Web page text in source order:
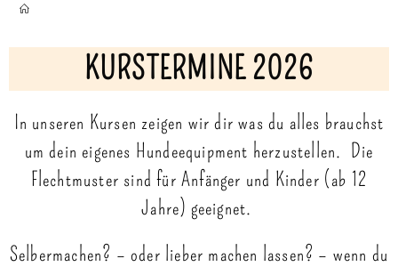
KURSTERMINE 2026
In unseren Kursen zeigen wir dir was du alles brauchst
um dein eigenes Hundeequipment herzustellen. Die
Flechtmuster sind für Anfänger und Kinder (ab 12
Jahre) geeignet.
Selbermachen? – oder lieber machen lassen? – wenn du